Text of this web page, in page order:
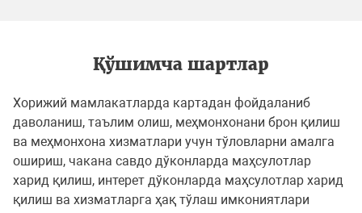
Қўшимча шартлар
Хорижий мамлакатларда картадан фойдаланиб
даволаниш, таълим олиш, меҳмонхонани брон қилиш
ва меҳмонхона хизматлари учун тўловларни амалга
ошириш, чакана савдо дўконларда маҳсулотлар
харид қилиш, интерет дўконларда маҳсулотлар харид
қилиш ва хизматларга ҳақ тўлаш имкониятлари